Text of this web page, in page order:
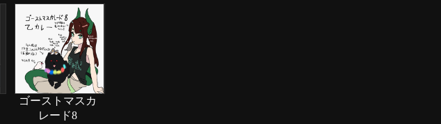
ゴーストマスカ
レード8